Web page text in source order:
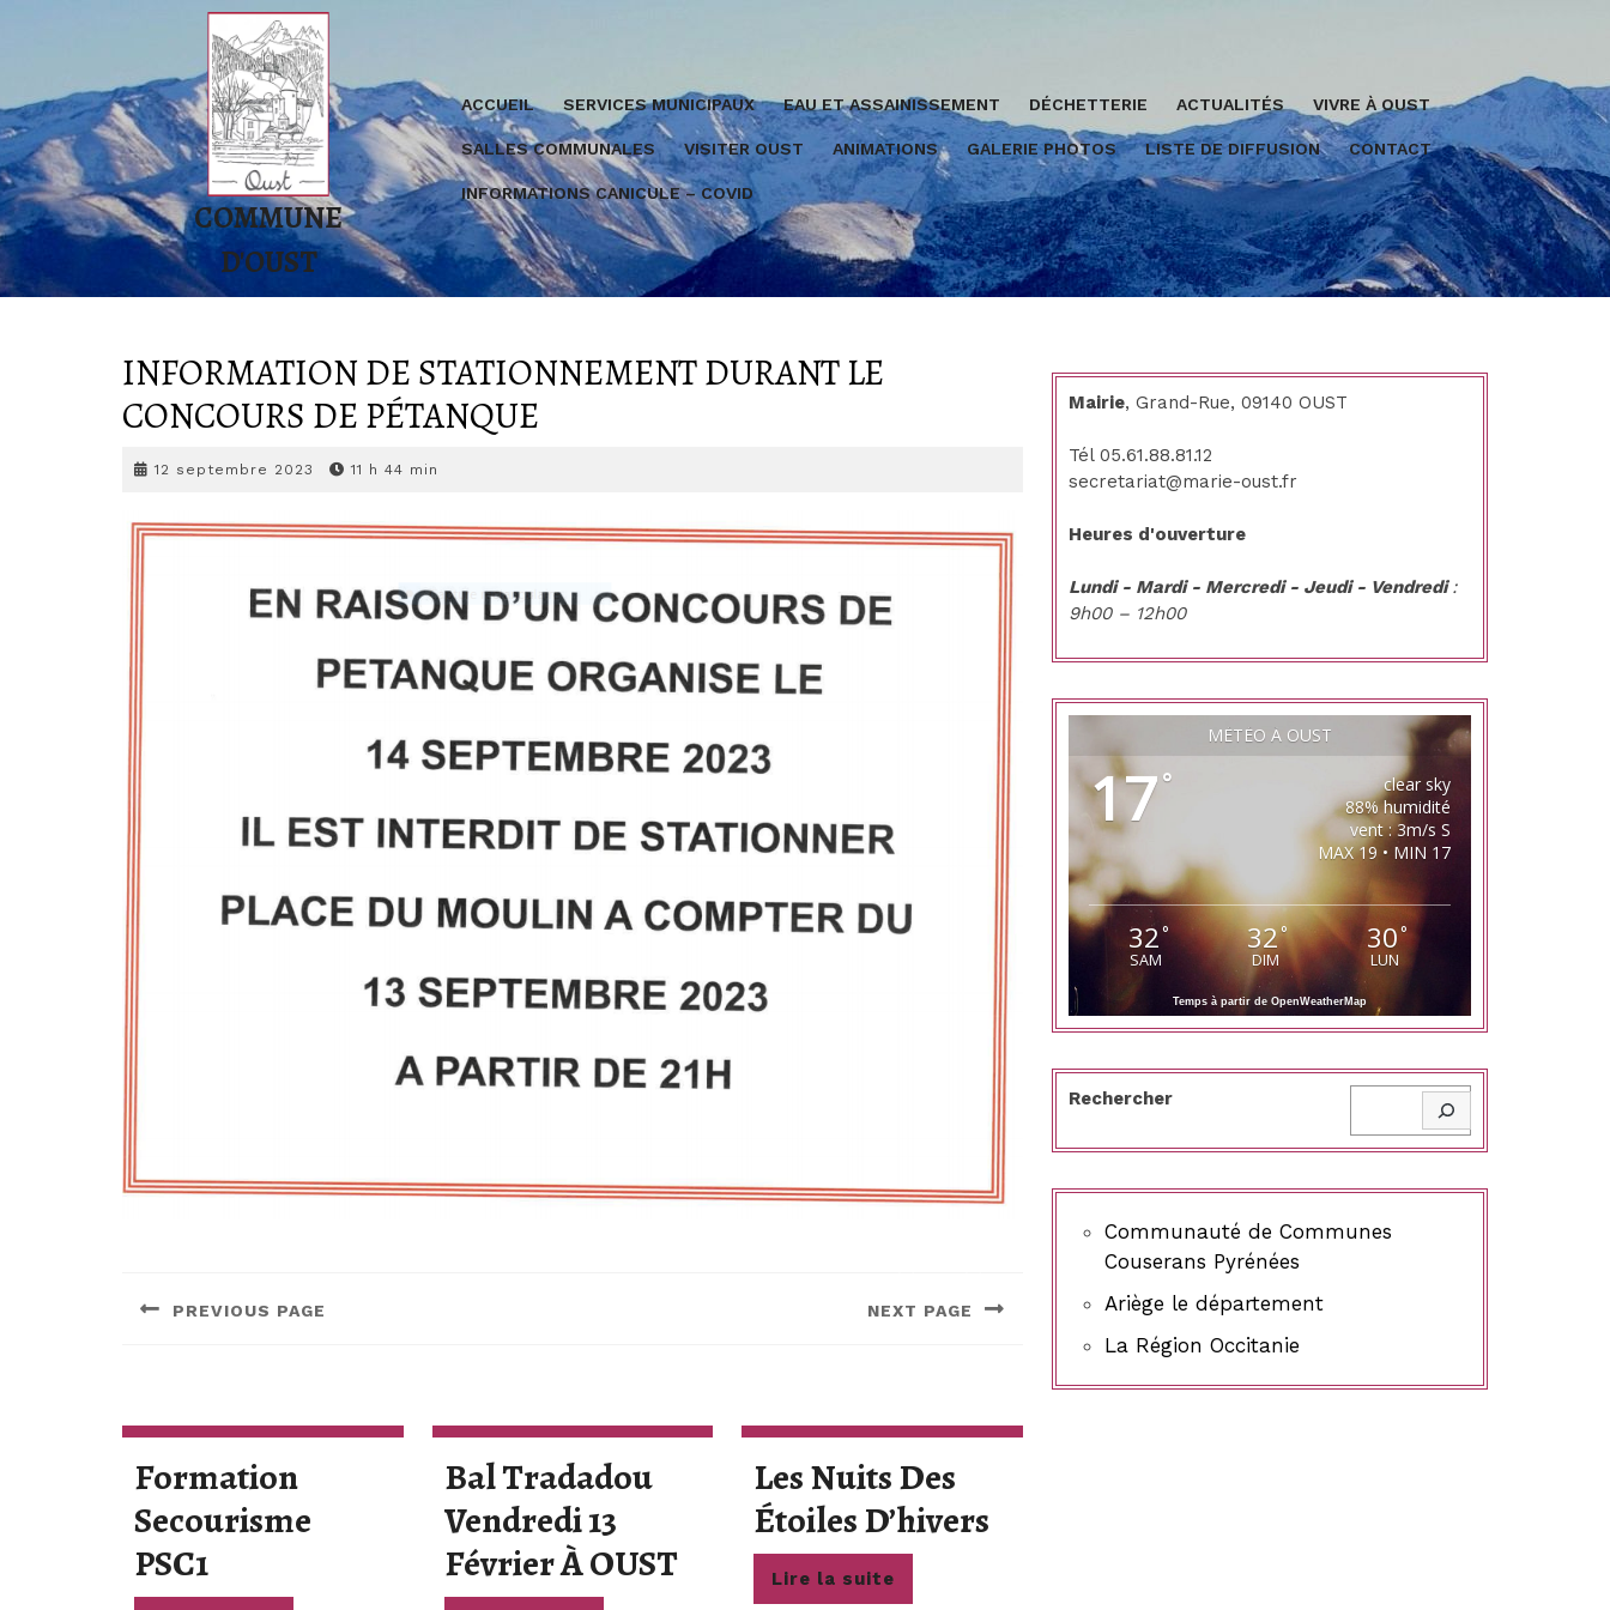
COMMUNE
D'OUST
ACCUEIL SERVICES MUNICIPAUX EAU ET ASSAINISSEMENT DÉCHETTERIE ACTUALITÉS VIVRE À OUST
SALLES COMMUNALES VISITER OUST ANIMATIONS GALERIE PHOTOS LISTE DE DIFFUSION CONTACT
INFORMATIONS CANICULE – COVID
INFORMATION DE STATIONNEMENT DURANT LE
CONCOURS DE PÉTANQUE
12 septembre 2023 11 h 44 min
de
PREVIOUS PAGE NEXT PAGE
Formation
Secourisme
PSC1Formation
Bal Tradadou
Vendredi 13
Février À OUSTBal
Les Nuits Des
Étoiles D’hivers
Lire la suite
la
Mairie, Grand-Rue, 09140 OUST
Tél 05.61.88.81.12
secretariat@marie-oust.fr
Heures d'ouverture
Lundi - Mardi - Mercredi - Jeudi - Vendredi:
9h00 – 12h00
MÉTÉO À OUST
17°
clear sky
88% humidité
vent : 3m/s S
MAX 19 • MIN 17
32°
SAM
32°
DIM
30°
LUN
Temps à partir de OpenWeatherMap
Rechercher
Communauté de Communes
Couserans Pyrénées
Ariège le département
La Région Occitanie